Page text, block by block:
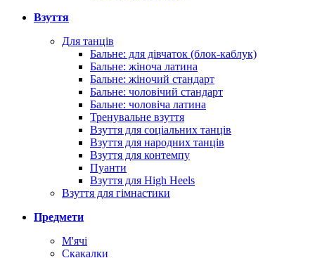
Взуття
Для танців
Бальне: для дівчаток (блок-каблук)
Бальне: жіноча латина
Бальне: жіночий стандарт
Бальне: чоловічий стандарт
Бальне: чоловіча латина
Тренувальне взуття
Взуття для соціальних танців
Взуття для народних танців
Взуття для контемпу
Пуанти
Взуття для High Heels
Взуття для гімнастики
Предмети
М'ячі
Скакалки